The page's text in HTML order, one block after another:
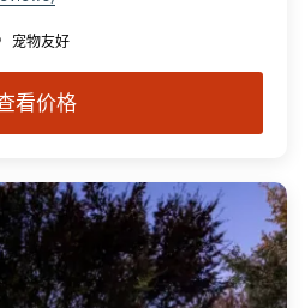
宠物友好
看价格